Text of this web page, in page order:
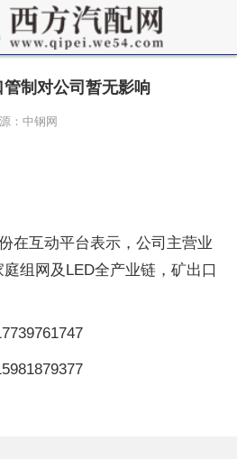
制对公司暂无影响
：中钢网
在互动平台表示，公司主营业
组网及LED全产业链，矿出口